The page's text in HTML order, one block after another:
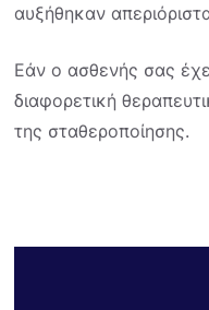
αυξήθηκαν
Εάν ο ασθενής σας
διαφορετική
της σταθεροποίησης.